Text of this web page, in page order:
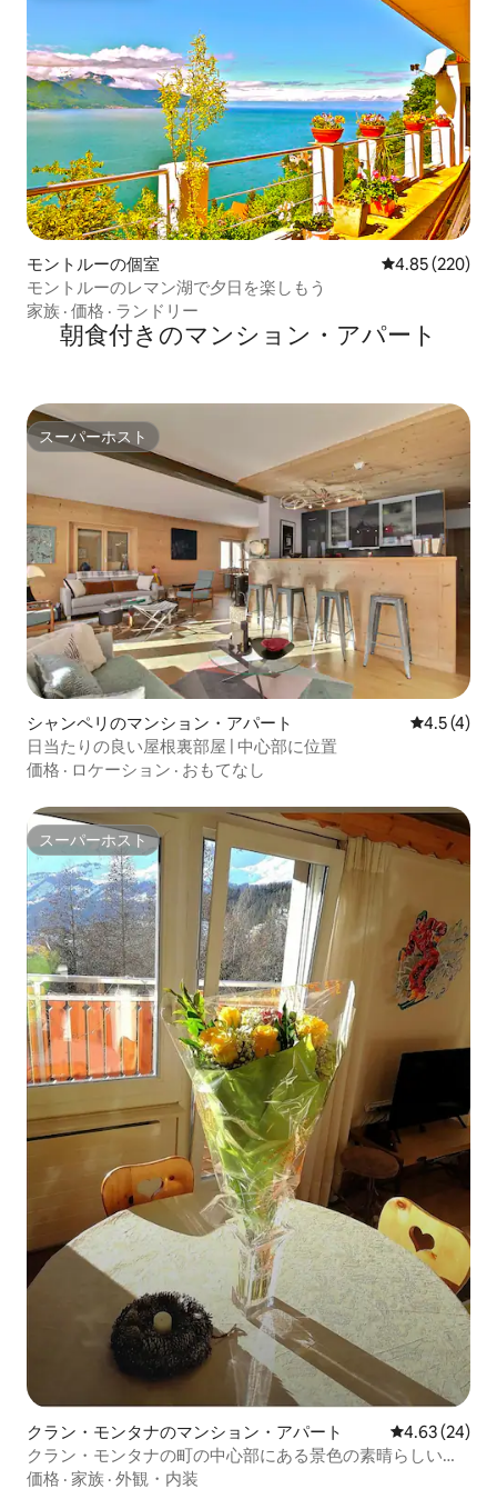
モントルーの個室 レビュー220
4.85 (220)
モントルーのレマン湖で夕日を楽しもう
家族 · 価格 · ランドリー
朝食付きのマンション・アパート
スーパーホスト
スーパーホスト
シャンペリのマンション・アパート レビュー4
4.5 (4)
日当たりの良い屋根裏部屋 | 中心部に位置
価格 · ロケーション · おもてなし
スーパーホスト
スーパーホスト
クラン・モンタナのマンション・アパート レビュー24
4.63 (24)
クラン・モンタナの町の中心部にある景色の素晴らしいフ
ラット
価格 · 家族 · 外観・内装